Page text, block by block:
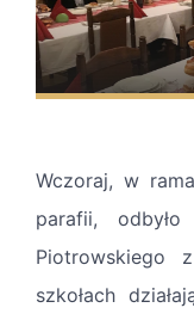
Wczoraj, w
parafii,
Piotrowskiego
szkołach